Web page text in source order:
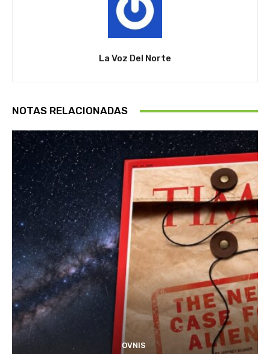
La Voz Del Norte
NOTAS RELACIONADAS
OVNIS